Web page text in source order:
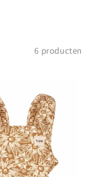
6 producten